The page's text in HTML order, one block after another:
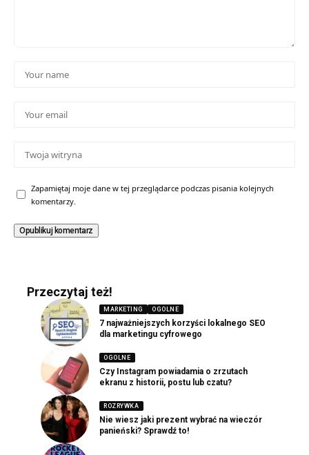
Zapamiętaj moje dane w tej przeglądarce podczas pisania kolejnych
komentarzy.
Przeczytaj też!
MARKETING OGOLNE
7 najważniejszych korzyści lokalnego SEO
dla marketingu cyfrowego
OGOLNE
Czy Instagram powiadamia o zrzutach
ekranu z historii, postu lub czatu?
ROZRYWKA
Nie wiesz jaki prezent wybrać na wieczór
panieński? Sprawdź to!